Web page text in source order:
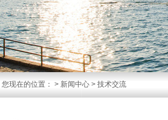
您现在的位置： > 新闻中心 > 技术交流